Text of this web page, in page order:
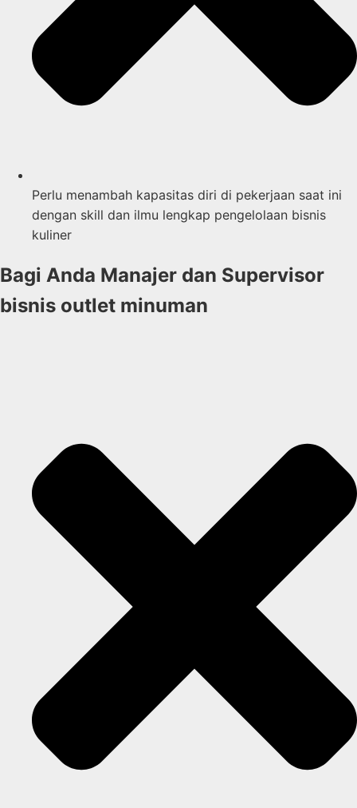
Perlu menambah kapasitas diri di pekerjaan saat ini
dengan skill dan ilmu lengkap pengelolaan bisnis
kuliner
Bagi Anda Manajer dan Supervisor
bisnis outlet minuman